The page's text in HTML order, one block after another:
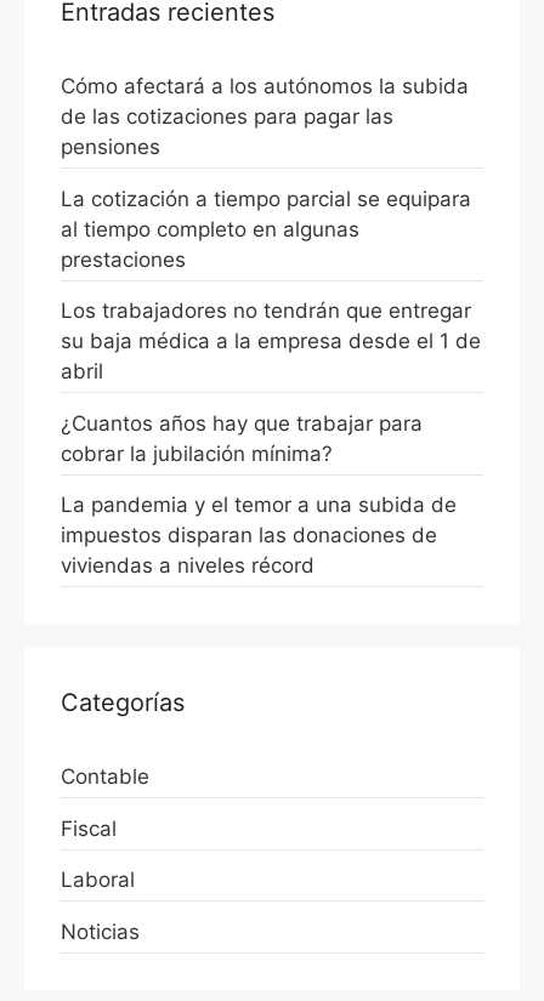
Entradas recientes
Cómo afectará a los autónomos la subida
de las cotizaciones para pagar las
pensiones
La cotización a tiempo parcial se equipara
al tiempo completo en algunas
prestaciones
Los trabajadores no tendrán que entregar
su baja médica a la empresa desde el 1 de
abril
¿Cuantos años hay que trabajar para
cobrar la jubilación mínima?
La pandemia y el temor a una subida de
impuestos disparan las donaciones de
viviendas a niveles récord
Categorías
Contable
Fiscal
Laboral
Noticias